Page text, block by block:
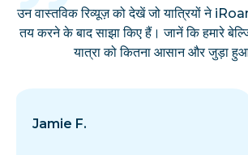
उन वास्तविक रिव्यूज़ को देखें जो यात्रियों ने
तय करने के बाद साझा किए हैं। जानें कि हमारे
यात्रा को कितना आसान और जुड़ा हुआ
Jamie F.